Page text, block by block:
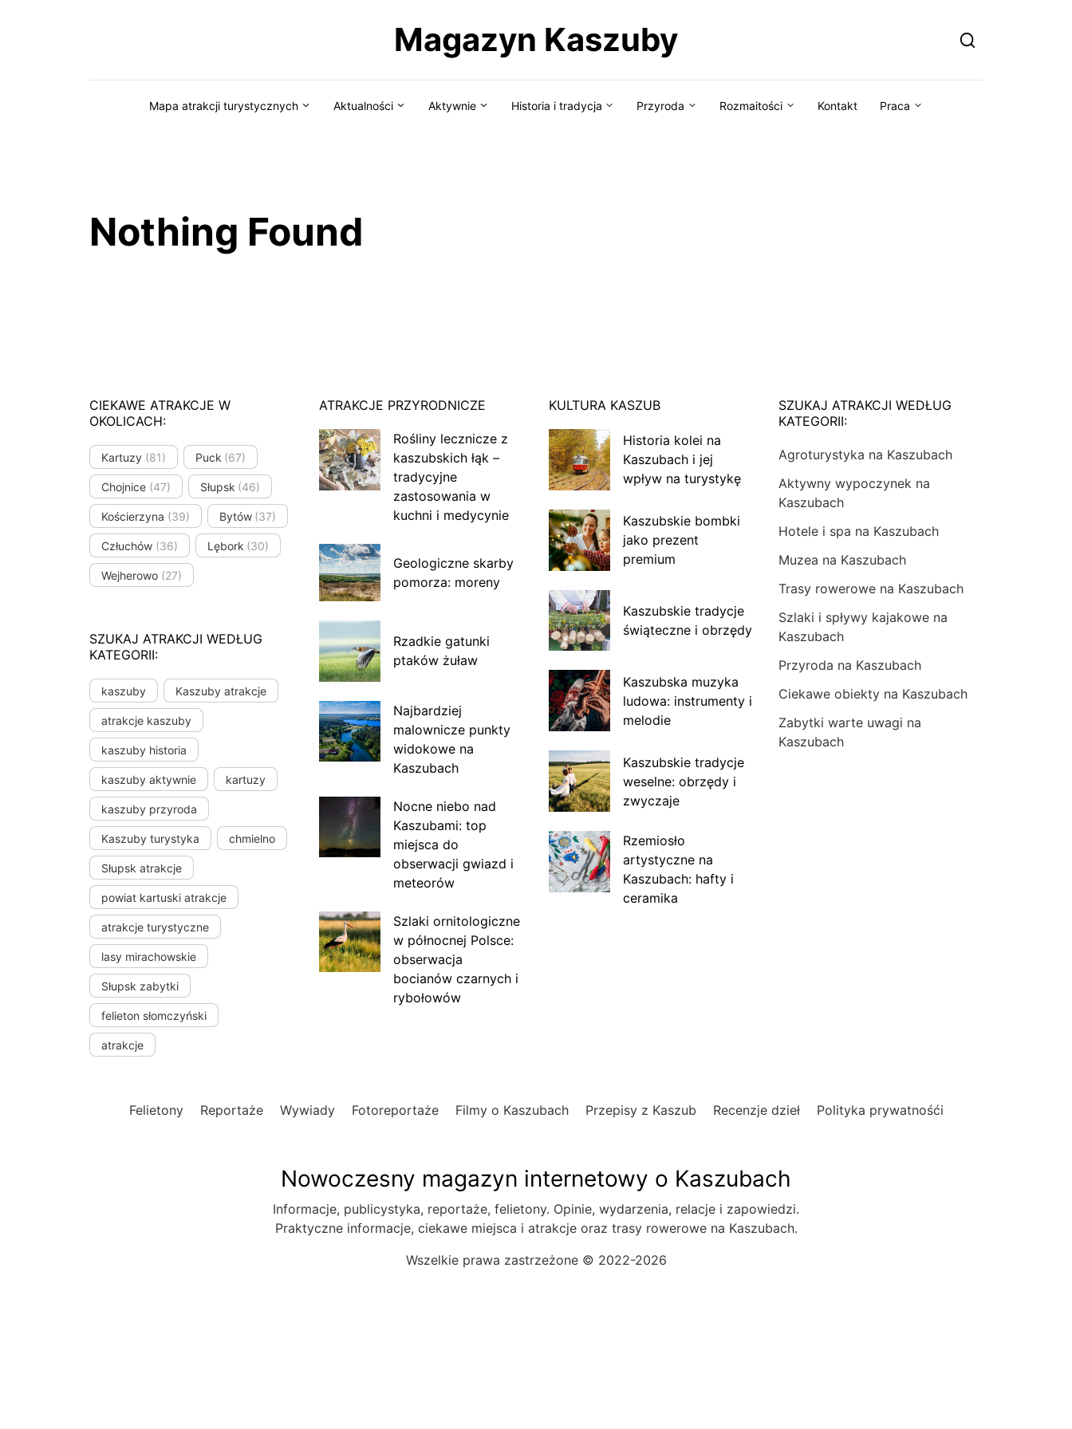
Magazyn Kaszuby
Mapa atrakcji turystycznych Aktualności Aktywnie Historia i tradycja Przyroda Rozmaitości Kontakt Praca
Nothing Found
CIEKAWE ATRAKCJE W
OKOLICACH:
Kartuzy (81) Puck (67)
Chojnice (47) Słupsk (46)
Kościerzyna (39) Bytów (37)
Człuchów (36) Lębork (30)
Wejherowo (27)
SZUKAJ ATRAKCJI WEDŁUG
KATEGORII:
kaszuby Kaszuby atrakcje
atrakcje kaszuby
kaszuby historia
kaszuby aktywnie kartuzy
kaszuby przyroda
Kaszuby turystyka chmielno
Słupsk atrakcje
powiat kartuski atrakcje
atrakcje turystyczne
lasy mirachowskie
Słupsk zabytki
felieton słomczyński
atrakcje
ATRAKCJE PRZYRODNICZE
Rośliny lecznicze z
kaszubskich łąk –
tradycyjne
zastosowania w
kuchni i medycynie
Geologiczne skarby
pomorza: moreny
Rzadkie gatunki
ptaków żuław
Najbardziej
malownicze punkty
widokowe na
Kaszubach
Nocne niebo nad
Kaszubami: top
miejsca do
obserwacji gwiazd i
meteorów
Szlaki ornitologiczne
w północnej Polsce:
obserwacja
bocianów czarnych i
rybołowów
KULTURA KASZUB
Historia kolei na
Kaszubach i jej
wpływ na turystykę
Kaszubskie bombki
jako prezent
premium
Kaszubskie tradycje
świąteczne i obrzędy
Kaszubska muzyka
ludowa: instrumenty i
melodie
Kaszubskie tradycje
weselne: obrzędy i
zwyczaje
Rzemiosło
artystyczne na
Kaszubach: hafty i
ceramika
SZUKAJ ATRAKCJI WEDŁUG
KATEGORII:
Agroturystyka na Kaszubach
Aktywny wypoczynek na
Kaszubach
Hotele i spa na Kaszubach
Muzea na Kaszubach
Trasy rowerowe na Kaszubach
Szlaki i spływy kajakowe na
Kaszubach
Przyroda na Kaszubach
Ciekawe obiekty na Kaszubach
Zabytki warte uwagi na
Kaszubach
Felietony Reportaże Wywiady Fotoreportaże Filmy o Kaszubach Przepisy z Kaszub Recenzje dzieł Polityka prywatnośći
Nowoczesny magazyn internetowy o Kaszubach
Informacje, publicystyka, reportaże, felietony. Opinie, wydarzenia, relacje i zapowiedzi.
Praktyczne informacje, ciekawe miejsca i atrakcje oraz trasy rowerowe na Kaszubach.
Wszelkie prawa zastrzeżone © 2022-2026